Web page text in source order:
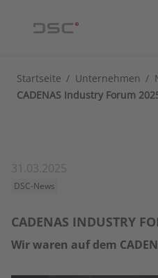
Startseite / Unternehmen /
CADENAS Industry Forum
31.03.2025
DSC-News
CADENAS INDUSTRY
Wir waren auf dem